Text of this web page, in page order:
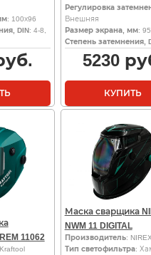
: 100х96
DIN: 4-8,
Регулировка
Внешняя
Размер экрана, мм:
Степень затемнения,
5230
КУПИТЬ
11062
Маска сварщика
NWM 11 DIGITAL
Производитель: NIREX
Тип светофильтра: